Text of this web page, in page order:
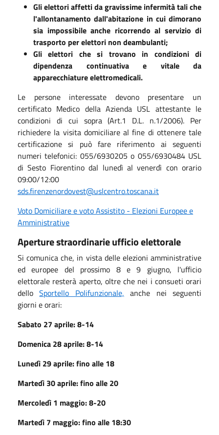
Gli elettori affetti da gravissime infermità tali che
l'allontanamento dall'abitazione in cui dimorano
sia impossibile anche ricorrendo al servizio di
trasporto per elettori non deambulanti;
Gli elettori che si trovano in condizioni di
dipendenza continuativa e vitale da
apparecchiature elettromedicali.
Le persone interessate devono presentare un
certificato Medico della Azienda USL attestante le
condizioni di cui sopra (Art.1 D.L. n.1/2006). Per
richiedere la visita domiciliare al fine di ottenere tale
certificazione si può fare riferimento ai seguenti
numeri telefonici: 055/6930205 o 055/6930484 USL
di Sesto Fiorentino dal lunedì al venerdì con orario
09:00/12:00
sds.firenzenordovest@uslcentro.toscana.it
Voto Domiciliare e voto Assistito - Elezioni Europee e
Amministrative
Aperture straordinarie ufficio elettorale
Si comunica che, in vista delle elezioni amministrative
ed europee del prossimo 8 e 9 giugno, l'ufficio
elettorale resterà aperto, oltre che nei i consueti orari
delloSportello Polifunzionale, anche nei seguenti
giorni e orari:
Sabato 27 aprile: 8-14
Domenica 28 aprile: 8-14
Lunedì 29 aprile: fino alle 18
Martedì 30 aprile: fino alle 20
Mercoledì 1 maggio: 8-20
Martedì 7 maggio: fino alle 18:30